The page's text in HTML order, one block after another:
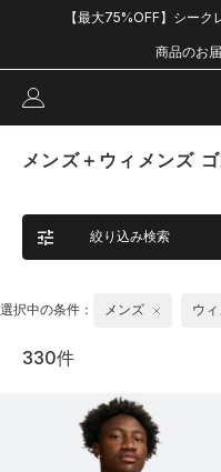
【最大75%OFF】シー
商品のお
メンズ＋ウィメンズ
絞り込み検索
選択中の条件： メンズ ウ
330件